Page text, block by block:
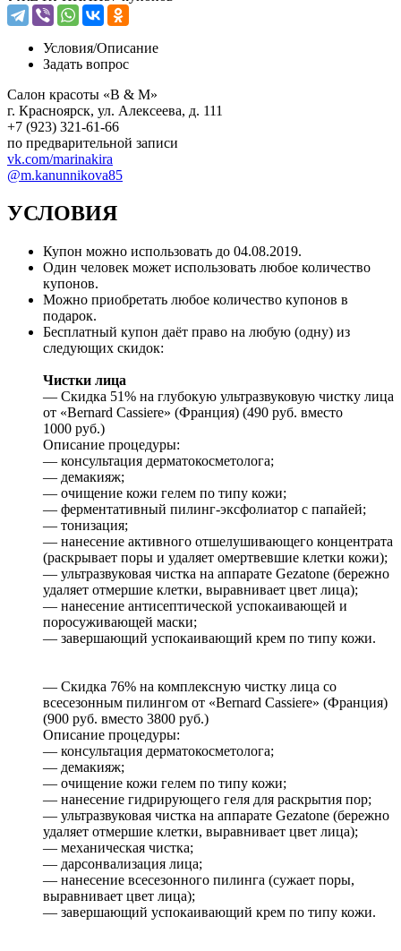
Условия/Описание
Задать вопрос
Салон красоты «B & M»
г. Красноярск, ул. Алексеева, д. 111
+7 (923) 321-61-66
по предварительной записи
vk.com/marinakira
@m.kanunnikova85
УСЛОВИЯ
Купон можно использовать до 04.08.2019.
Один человек может использовать любое количество
купонов.
Можно приобретать любое количество купонов в
подарок.
Бесплатный купон даёт право на любую (одну) из
следующих скидок:
Чистки лица
— Скидка 51% на глубокую ультразвуковую чистку лица
от «Bernard Cassiere» (Франция) (490 руб. вместо
1000 руб.)
Описание процедуры:
— консультация дерматокосметолога;
— демакияж;
— очищение кожи гелем по типу кожи;
— ферментативный пилинг-эксфолиатор с папайей;
— тонизация;
— нанесение активного отшелушивающего концентрата
(раскрывает поры и удаляет омертвевшие клетки кожи);
— ультразвуковая чистка на аппарате Gezatone (бережно
удаляет отмершие клетки, выравнивает цвет лица);
— нанесение антисептической успокаивающей и
поросуживающей маски;
— завершающий успокаивающий крем по типу кожи.
— Скидка 76% на комплексную чистку лица со
всесезонным пилингом от «Bernard Cassiere» (Франция)
(900 руб. вместо 3800 руб.)
Описание процедуры:
— консультация дерматокосметолога;
— демакияж;
— очищение кожи гелем по типу кожи;
— нанесение гидрирующего геля для раскрытия пор;
— ультразвуковая чистка на аппарате Gezatone (бережно
удаляет отмершие клетки, выравнивает цвет лица);
— механическая чистка;
— дарсонвализация лица;
— нанесение всесезонного пилинга (сужает поры,
выравнивает цвет лица);
— завершающий успокаивающий крем по типу кожи.